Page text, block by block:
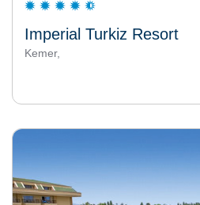
Imperial Turkiz Resort
Kemer,